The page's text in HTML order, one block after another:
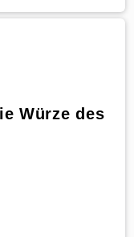
Würze des